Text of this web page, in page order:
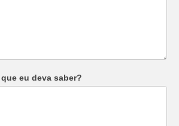
eu deva saber?